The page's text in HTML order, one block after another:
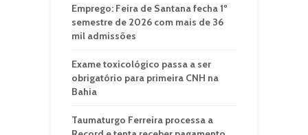
Emprego: Feira de Santana fecha 1º
semestre de 2026 com mais de 36
mil admissões
Exame toxicológico passa a ser
obrigatório para primeira CNH na
Bahia
Taumaturgo Ferreira processa a